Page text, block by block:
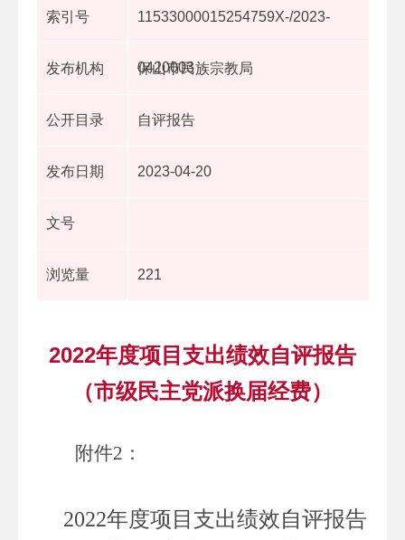
索引号 11533000015254759X-/2023-
0420003
发布机构 保山市民族宗教局
公开目录 自评报告
发布日期 2023-04-20
文号
浏览量 221
2022年度项目支出绩效自评报告
（市级民主党派换届经费）
附件2 ：
2022年度项目支出绩效自评报告